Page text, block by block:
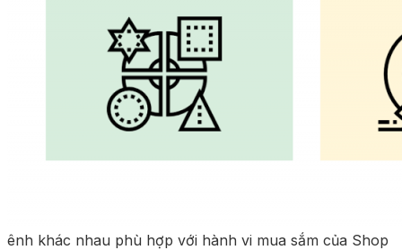
ênh khác nhau phù hợp với hành vi mua sắm của Shop